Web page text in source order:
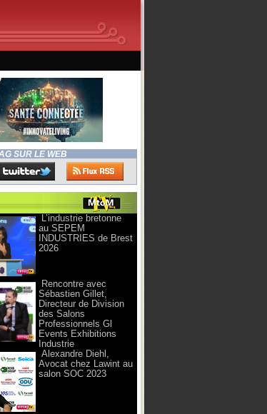
SUR LE WEB
L’industrie bretonne
au SEPEM
INDUSTRIES de Brest
2026
Rencontre avec
Sébastien Gillet,
Directeur de Division
des Salons
Professionnels Gl
Events Exhibitions
Industrie
Alexandre Diehl,
Avocat chez Lawint au
salon SOC 2023